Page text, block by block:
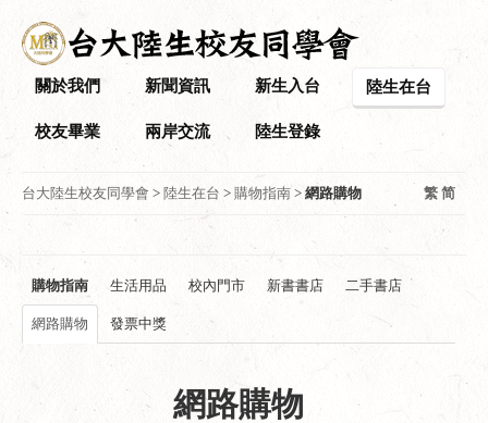
關於我們 新聞資訊 新生入台 陸生在台
校友畢業 兩岸交流 陸生登錄
台大陸生校友同學會 > 陸生在台 > 購物指南 > 網路購物 繁 简
購物指南 生活用品 校內門市 新書書店 二手書店
網路購物 發票中獎
網路購物